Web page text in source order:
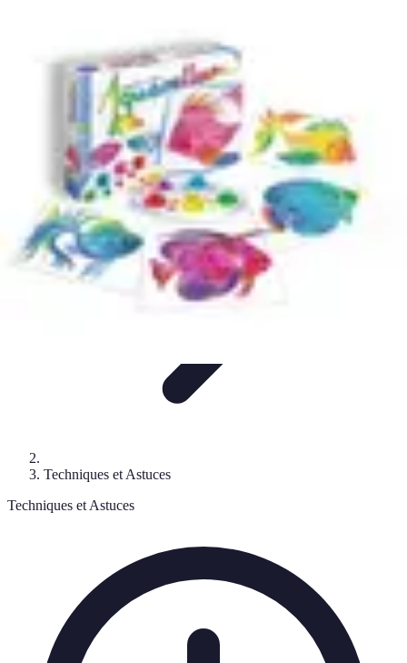
Introduction
Peinture Sur Mesure
Techniques et Astuces
Techniques et Astuces